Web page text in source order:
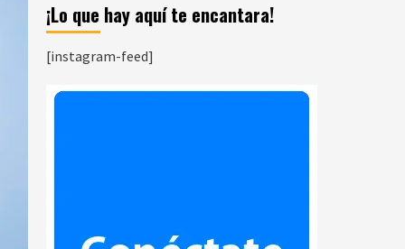
¡Lo que hay aquí te encantara!
[instagram-feed]